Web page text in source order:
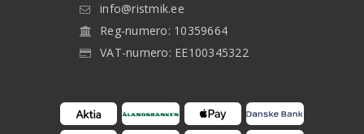
info@ristmik.ee
Reg-numero: 10359664
VAT-numero: EE100345322